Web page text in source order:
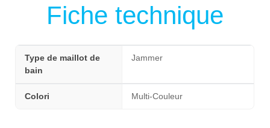
Fiche technique
Type de maillot de
bain
Jammer
Colori Multi-Couleur